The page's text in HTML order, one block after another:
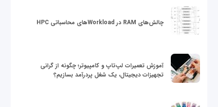
چالش‌های RAM در Workloadهای محاسباتی HPC
آموزش تعمیرات لپ‌تاپ و کامپیوتر؛ چگونه از گرانی
تجهیزات دیجیتال، یک شغل پردرآمد بسازیم؟